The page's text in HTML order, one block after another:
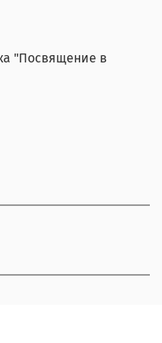
"Посвящение в